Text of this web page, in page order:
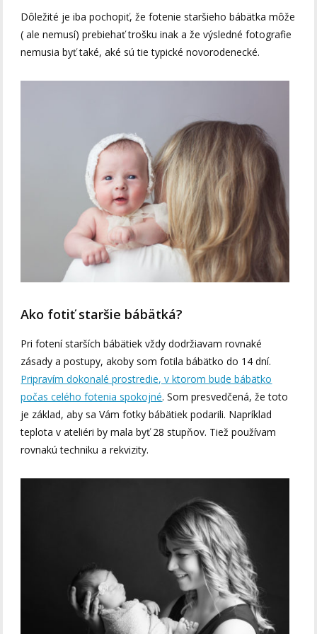
Dôležité je iba pochopiť, že fotenie staršieho bábätka môže
( ale nemusí) prebiehať trošku inak a že výsledné fotografie
nemusia byť také, aké sú tie typické novorodenecké.
Ako fotiť staršie bábätká?
Pri fotení starších bábätiek vždy dodržiavam rovnaké
zásady a postupy, akoby som fotila bábätko do 14 dní.
Pripravím dokonalé prostredie, v ktorom bude bábätko
počas celého fotenia spokojné. Som presvedčená, že toto
je základ, aby sa Vám fotky bábätiek podarili. Napríklad
teplota v ateliéri by mala byť 28 stupňov. Tiež používam
rovnakú techniku a rekvizity.